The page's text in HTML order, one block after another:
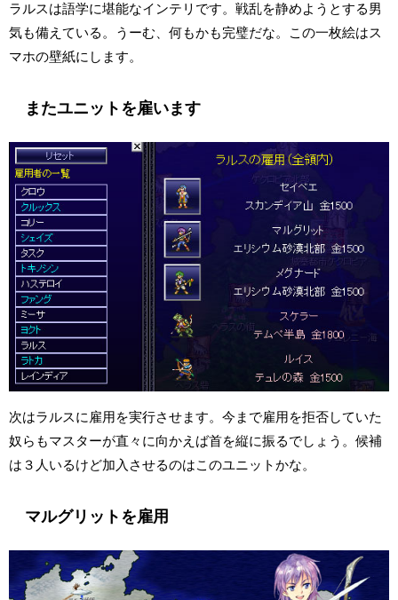
ラルスは語学に堪能なインテリです。戦乱を静めようとする男
気も備えている。うーむ、何もかも完璧だな。この一枚絵はス
マホの壁紙にします。
またユニットを雇います
次はラルスに雇用を実行させます。今まで雇用を拒否していた
奴らもマスターが直々に向かえば首を縦に振るでしょう。候補
は３人いるけど加入させるのはこのユニットかな。
マルグリットを雇用